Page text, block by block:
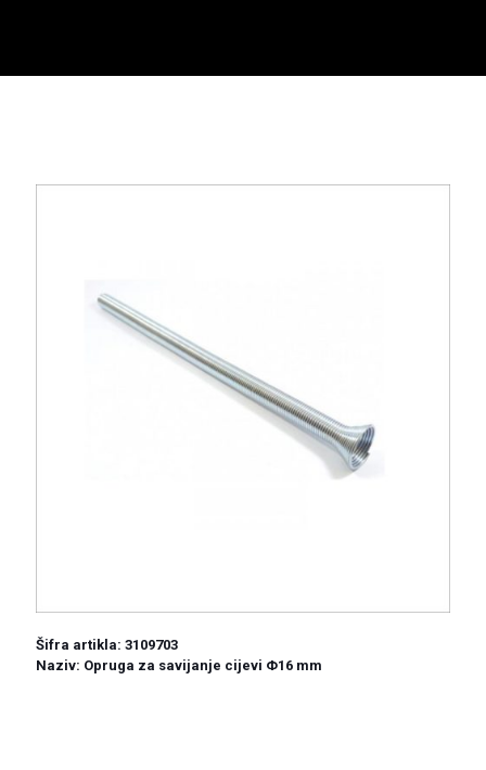
Šifra artikla: 3109703
Naziv: Opruga za savijanje cijevi Φ16 mm